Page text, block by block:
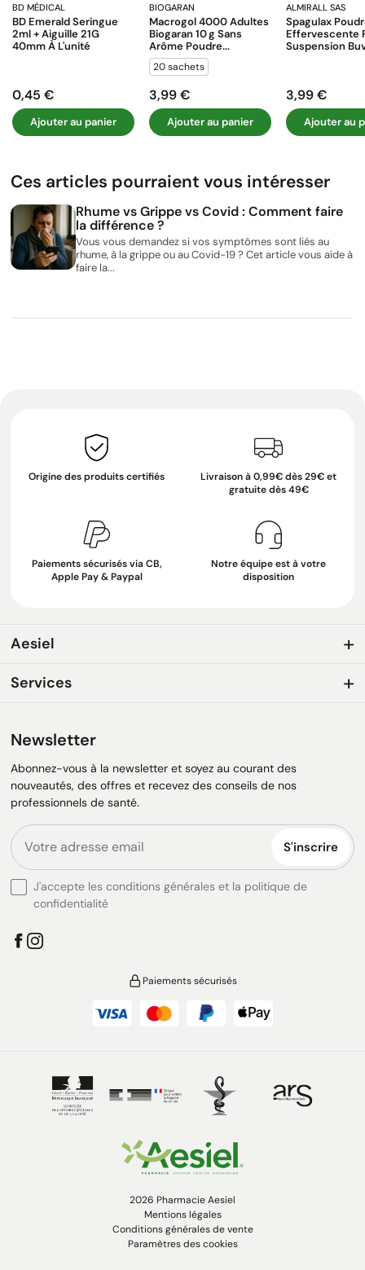
BD MÉDICAL
BD Emerald Seringue
2ml + Aiguille 21G
40mm À L'unité
Prix
0,45 €
Ajouter au panier
BIOGARAN
Macrogol 4000 Adultes
Biogaran 10 G Sans
Arôme Poudre...
20 sachets
Prix
3,99 €
Ajouter au panier
ALMIRALL SAS
Spagulax
Effervescente
Suspension
Prix
3,99 €
Ajouter au
Ces articles pourraient vous intéresser
Rhume vs Grippe vs Covid : Comment faire
la différence ?
Vous vous demandez si vos symptômes sont liés au
rhume, à la grippe ou au Covid-19 ? Cet article vous aide à
faire la...
Origine des produits certifiés
Livraison à 0,99€ dès 29€ et
gratuite dès 49€
Paiements sécurisés via CB,
Apple Pay & Paypal
Notre équipe est à votre
disposition
Aesiel
Services
Newsletter
Abonnez-vous à la newsletter et soyez au courant des
nouveautés, des offres et recevez des conseils de nos
professionnels de santé.
S'inscrire
J'accepte les conditions générales et la politique de
confidentialité
Paiements sécurisés
2026 Pharmacie Aesiel
Mentions légales
Conditions générales de vente
Paramètres des cookies